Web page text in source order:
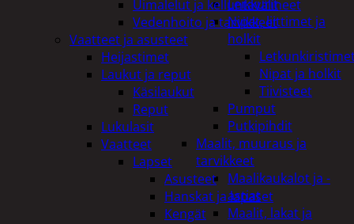
Leikkurit
Nipat, liittimet ja
holkit
Nipat ja holkit
Tiivisteet
Pumput
Putkipihdit
Maalit, muuraus ja
tarvikkeet
Maalikaukalot ja -
astiat
Maalit, lakat ja
Uimalelut ja kelluntavälineet
Vedenhoito ja tarvikkeet
Vaatteet ja asusteet
Heijastimet
Laukut ja reput
Käsilaukut
Reput
Lukulasit
Vaatteet
Lapset
Asusteet
Hanskat ja lapaset
Kengät